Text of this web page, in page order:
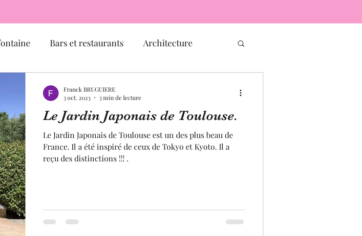
Bars et restaurants Architecture
Sculpture pastel artisanat local
fruit et légume terroir
Le Jardin Japonais de Toulouse.
Le Jardin Japonais de Toulouse est un des plus beau de
France. Il a été inspiré de ceux de Tokyo et Kyoto. Il a
reçu des distinctions !!! .
Franck BRUGUIERE
3 oct. 2023
3 min de lecture